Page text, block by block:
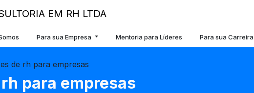
Para sua Empresa Mentoria para Líderes Para sua Carreira
de rh para empresas
para empresas